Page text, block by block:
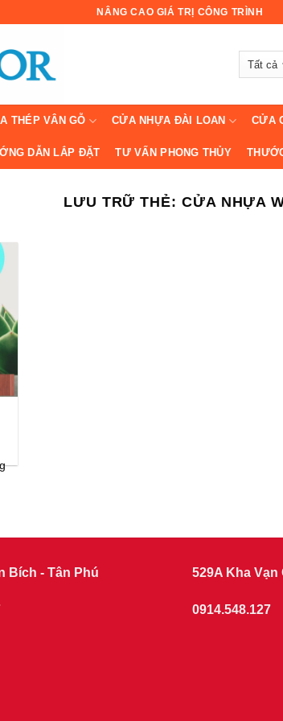
NÂNG CAO GIÁ TRỊ CÔNG TRÌNH
THÉP VÂN GỖ CỬA NHỰA ĐÀI LOAN CỬA
DẪN LẮP ĐẶT TƯ VẤN PHONG THỦY
LƯU TRỮ THẺ: CỬA NHỰA
Bích - Tân Phú 529A Kha
0914.548.127